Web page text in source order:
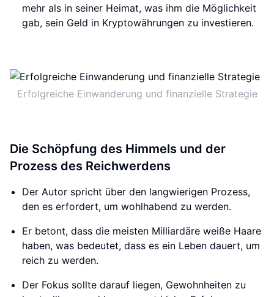
mehr als in seiner Heimat, was ihm die Möglichkeit
gab, sein Geld in Kryptowährungen zu investieren.
Erfolgreiche Einwanderung und finanzielle Strategie
Die Schöpfung des Himmels und der
Prozess des Reichwerdens
Der Autor spricht über den langwierigen Prozess,
den es erfordert, um wohlhabend zu werden.
Er betont, dass die meisten Milliardäre weiße Haare
haben, was bedeutet, dass es ein Leben dauert, um
reich zu werden.
Der Fokus sollte darauf liegen, Gewohnheiten zu